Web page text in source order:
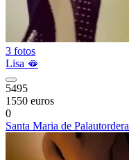
3 fotos
Lisa 🫦
5495
1550 euros
0
Santa Maria de Palautordera